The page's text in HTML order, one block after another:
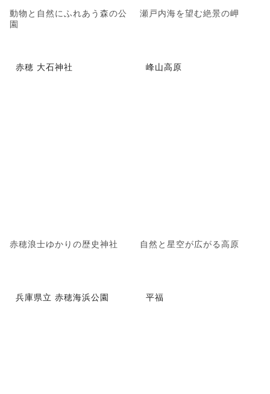
動物と自然にふれあう森の公
園
瀬戸内海を望む絶景の岬
赤穂 大石神社
赤穂浪士ゆかりの歴史神社
峰山高原
自然と星空が広がる高原
兵庫県立 赤穂海浜公園 平福